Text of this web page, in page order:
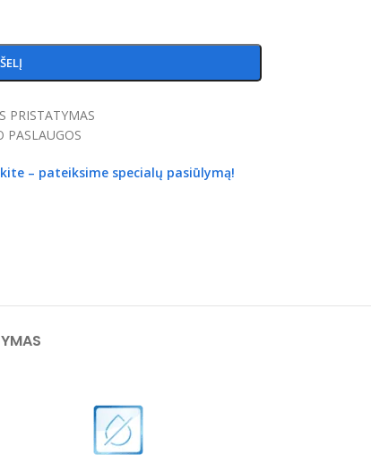
PRISTATYMAS
– pateiksime specialų pasiūlymą!